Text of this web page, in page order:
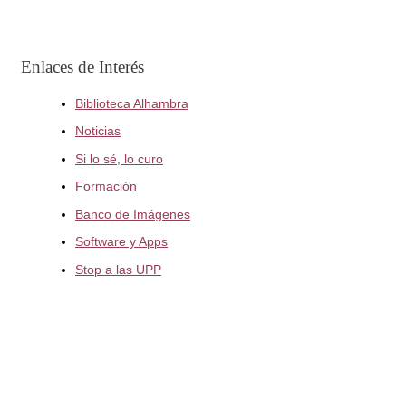
Enlaces de Interés
Biblioteca Alhambra
Noticias
Si lo sé, lo curo
Formación
Banco de Imágenes
Software y Apps
Stop a las UPP